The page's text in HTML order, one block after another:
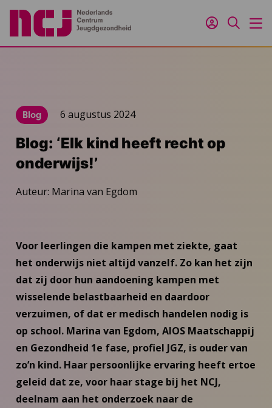
Inloggen
Zoeken
Blog 6 augustus 2024
Blog: ‘Elk kind heeft recht op
onderwijs!’
Auteur: Marina van Egdom
Voor leerlingen die kampen met ziekte, gaat
het onderwijs niet altijd vanzelf. Zo kan het zijn
dat zij door hun aandoening kampen met
wisselende belastbaarheid en daardoor
verzuimen, of dat er medisch handelen nodig is
op school. Marina van Egdom, AIOS Maatschappij
en Gezondheid 1e fase, profiel JGZ, is ouder van
zo’n kind. Haar persoonlijke ervaring heeft ertoe
geleid dat ze, voor haar stage bij het NCJ,
deelnam aan het onderzoek naar de